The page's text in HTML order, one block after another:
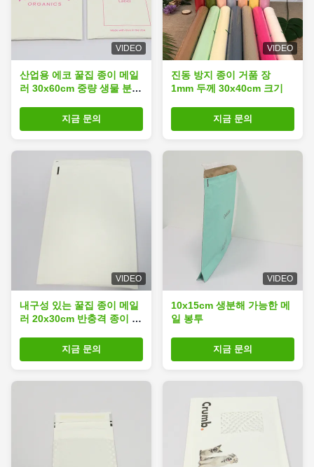
VIDEO
산업용 에코 꿀집 종이 메일
러 30x60cm 중량 생물 분해
지금 문의
VIDEO
진동 방지 종이 거품 장
1mm 두께 30x40cm 크기
지금 문의
VIDEO
내구성 있는 꿀집 종이 메일
러 20x30cm 반충격 종이 친
지금 문의
VIDEO
10x15cm 생분해 가능한 메
일 봉투
지금 문의